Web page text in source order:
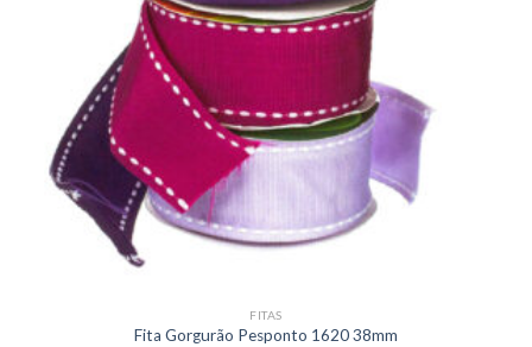
FITAS
Fita Gorgurão Pesponto 1620 38mm